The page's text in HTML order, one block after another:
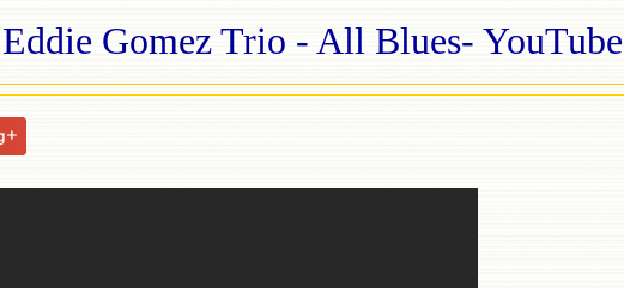
Gomez Trio - All Blues- YouTube